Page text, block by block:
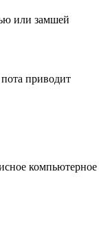
или замшей
приводит
компьютерное